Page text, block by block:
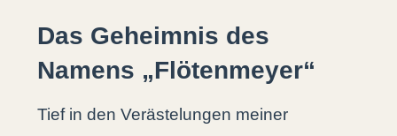
Das Geheimnis des
Namens „Flötenmeyer“
Tief in den Verästelungen meiner